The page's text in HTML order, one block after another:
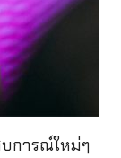
บการณ์ใหม่ๆ